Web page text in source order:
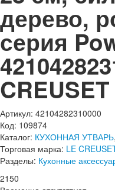
дерево,
серия
CREUSET
Артикул: 42104282310000
Код: 109874
Каталог: КУХОННАЯ УТВАРЬ,
Торговая марка: LE
Разделы: Кухонные
2150